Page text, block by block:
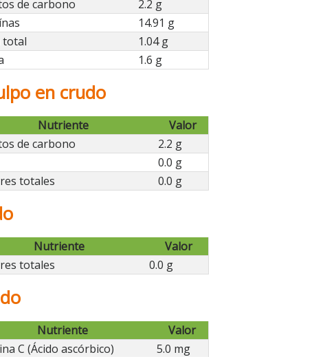
de carbono
2.2 g
14.91 g
total
1.04 g
1.6 g
en crudo
Nutriente
Valor
de carbono
2.2 g
0.0 g
totales
0.0 g
Nutriente
Valor
totales
0.0 g
Nutriente
Valor
C (Ácido ascórbico)
5.0 mg